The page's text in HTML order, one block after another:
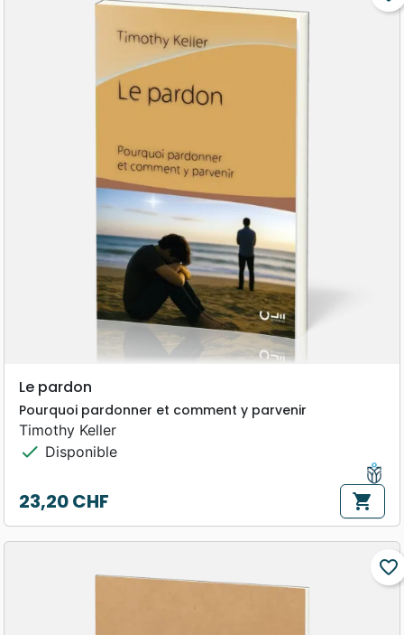
Le pardon
Pourquoi pardonner et comment y parvenir
Timothy Keller
check Disponible
Prix
23,20 CHF shopping_cart
favorite_border